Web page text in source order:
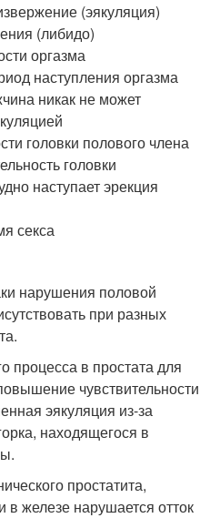
(эякуляция)
(либидо)
оргазма
наступления оргазма
никак не может
головки полового члена
головки
наступает эрекция
секса
нарушения половой
при разных
процесса в простата для
чувствительности
эякуляция из-за
находящегося в
простатита,
в железе нарушается отток